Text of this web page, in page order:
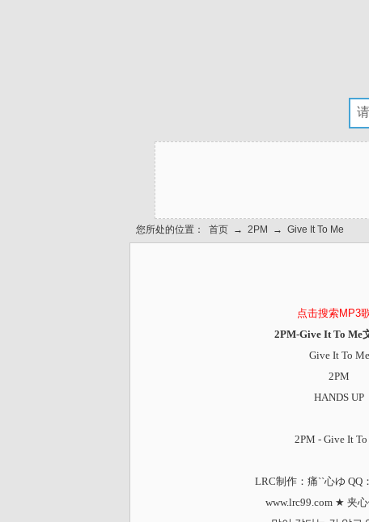
您所处的位置： 首页 → 2PM → Give It To Me
点击搜索MP3
2PM-Give It To Me
Give It To Me
2PM
HANDS UP
2PM - Give It
LRC制作：痛``心ゆ QQ
www.lrc99.com ★ 夹